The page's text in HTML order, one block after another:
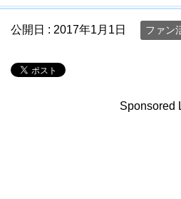
公開日 : 2017年1月1日 ファン
Sponsored